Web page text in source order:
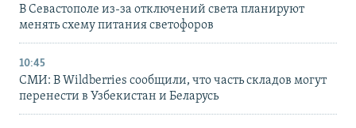
В Севастополе из-за отключений света планируют
менять схему питания светофоров
10:45
СМИ: В Wildberries сообщили, что часть складов могут
перенести в Узбекистан и Беларусь